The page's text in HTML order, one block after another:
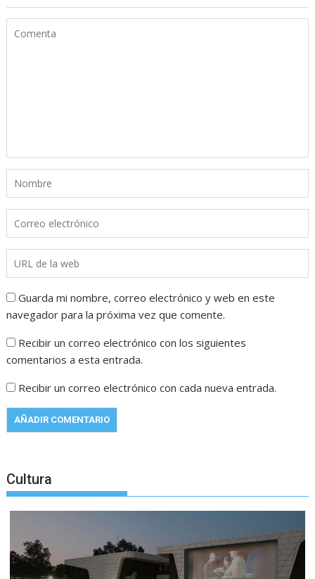
Guarda mi nombre, correo electrónico y web en este
navegador para la próxima vez que comente.
Recibir un correo electrónico con los siguientes
comentarios a esta entrada.
Recibir un correo electrónico con cada nueva entrada.
Cultura